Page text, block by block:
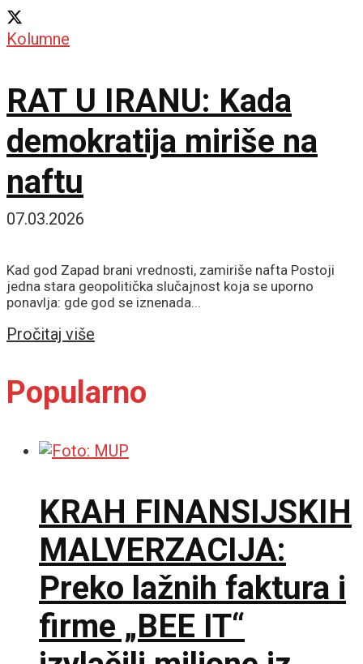
Kolumne
RAT U IRANU: Kada
demokratija miriše na
naftu
07.03.2026
Kad god Zapad brani vrednosti, zamiriše nafta Postoji
jedna stara geopolitička slučajnost koja se uporno
ponavlja: gde god se iznenada...
Pročitaj više
Popularno
KRAH FINANSIJSKIH
MALVERZACIJA:
Preko lažnih faktura i
firme „BEE IT“